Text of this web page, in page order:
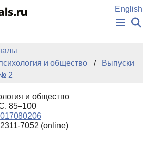
содержанию
English
НОВОСТИ
ИЗДАНИЯ
БАЗА ЗНАНИЙ
СЛОВА
и общество
Выпуски
2
и общество
85–100
7052 (online)